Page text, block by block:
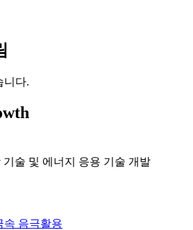
니다.
술 및 에너지 응용 기술 개발
속 음극활용